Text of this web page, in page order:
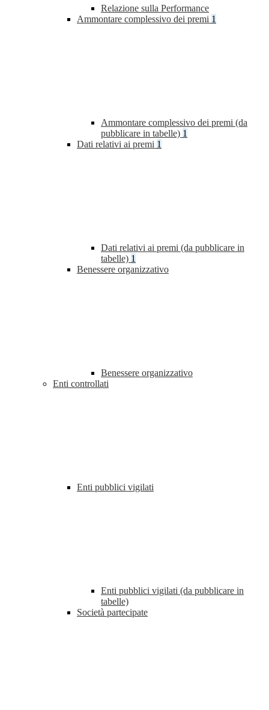
Relazione sulla Performance
Ammontare complessivo dei premi 1
Ammontare complessivo dei premi (da
pubblicare in tabelle) 1
Dati relativi ai premi 1
Dati relativi ai premi (da pubblicare in
tabelle) 1
Benessere organizzativo
Benessere organizzativo
Enti controllati
Enti pubblici vigilati
Enti pubblici vigilati (da pubblicare in
tabelle)
Società partecipate